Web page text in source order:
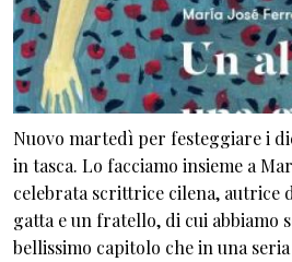
Nuovo martedì per festeggiare i
in tasca. Lo facciamo insieme a
celebrata scrittrice cilena, autrice
gatta e un fratello, di cui abbiamo
bellissimo capitolo che in una